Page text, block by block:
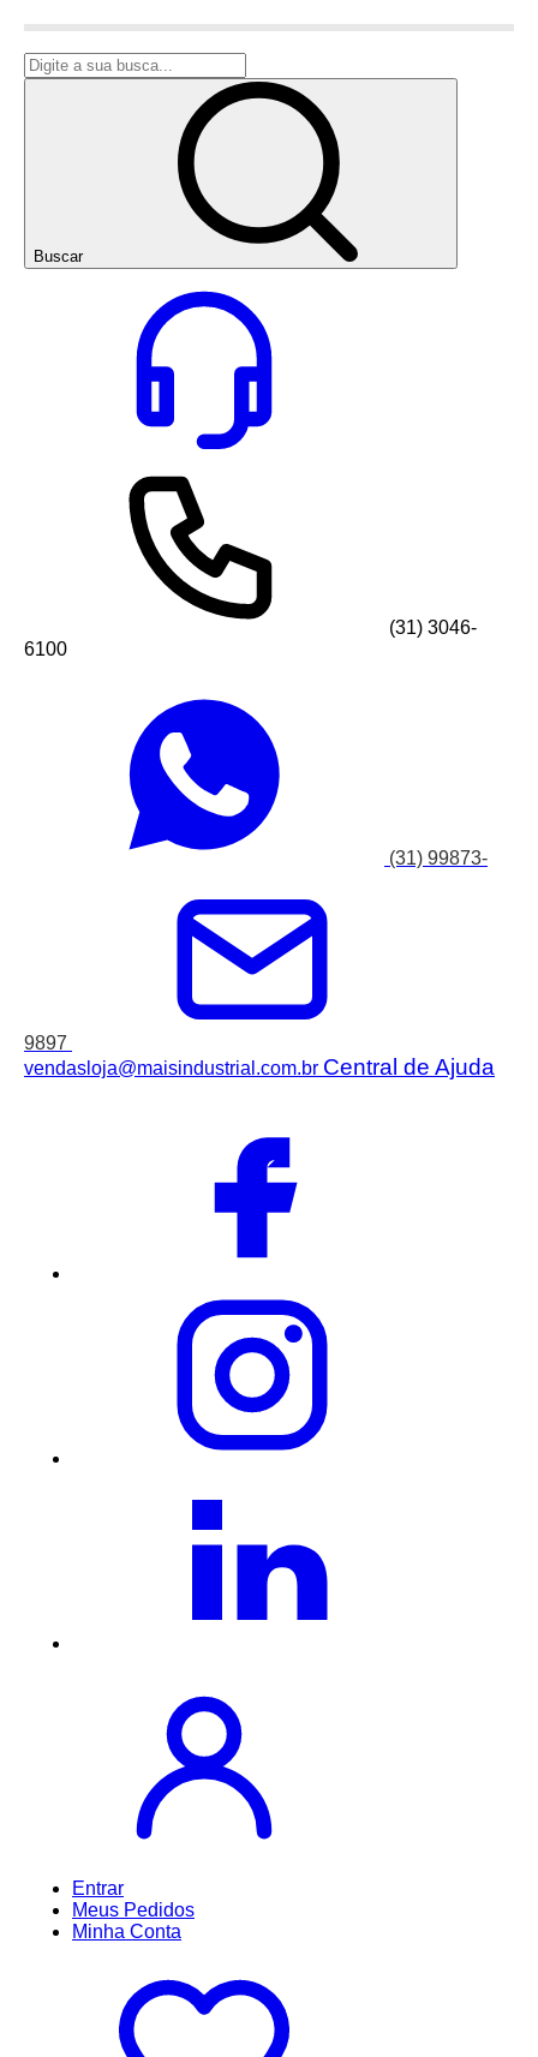
Buscar
(31) 3046-
6100
(31) 99873-
9897
vendasloja@maisindustrial.com.br Central de Ajuda
Entrar
Meus Pedidos
Minha Conta